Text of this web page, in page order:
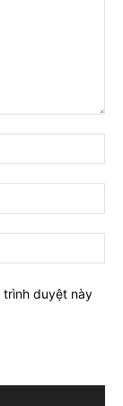
trình duyệt này